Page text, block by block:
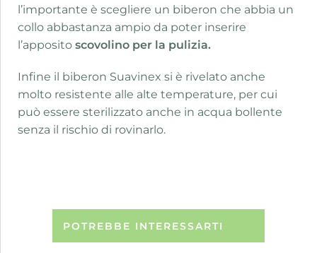
l’importante è scegliere un biberon che abbia un
collo abbastanza ampio da poter inserire
l’apposito scovolino per la pulizia.
Infine il biberon Suavinex si è rivelato anche
molto resistente alle alte temperature, per cui
può essere sterilizzato anche in acqua bollente
senza il rischio di rovinarlo.
POTREBBE INTERESSARTI